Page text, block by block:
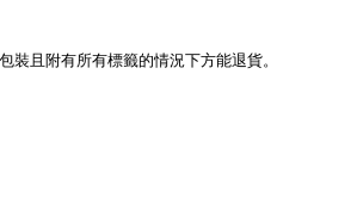
且附有所有標籤的情況下方能退貨。